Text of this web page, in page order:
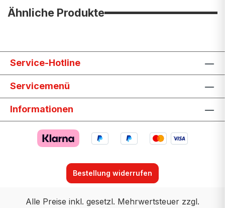
Ähnliche Produkte
Service-Hotline
Servicemenü
Informationen
Bestellung widerrufen
Alle Preise inkl. gesetzl. Mehrwertsteuer zzgl.